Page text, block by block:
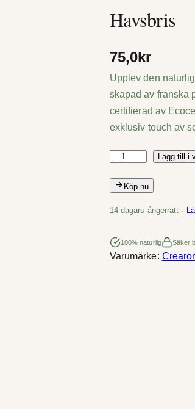
Havsbris
75,0kr
Upplev den
skapad av franska
certifierad av
exklusiv touch av
v
s
r
i
Lägg till i
Köp nu
14 dagars ångerrätt ·
100% naturlig Säker
Varumärke: